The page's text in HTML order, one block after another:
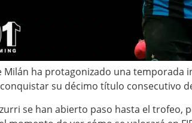
Milán ha protagonizado una temporada
su décimo título consecutivo
se han abierto paso hasta el trofeo,